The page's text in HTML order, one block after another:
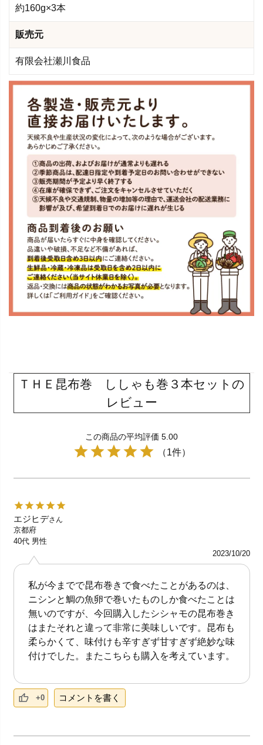
約160g×3本
販売元
有限会社瀬川食品
ＴＨＥ昆布巻 ししゃも巻３本セットの
レビュー
この商品の平均評価 5.00
（1件）
エジヒデさん
京都府
40代 男性
2023/10/20
私が今までで昆布巻きで食べたことがあるのは、
ニシンと鯛の魚卵で巻いたものしか食べたことは
無いのですが、今回購入したシシャモの昆布巻き
はまたそれと違って非常に美味しいです。昆布も
柔らかくて、味付けも辛すぎず甘すぎず絶妙な味
付けでした。またこちらも購入を考えています。
+0 コメントを書く